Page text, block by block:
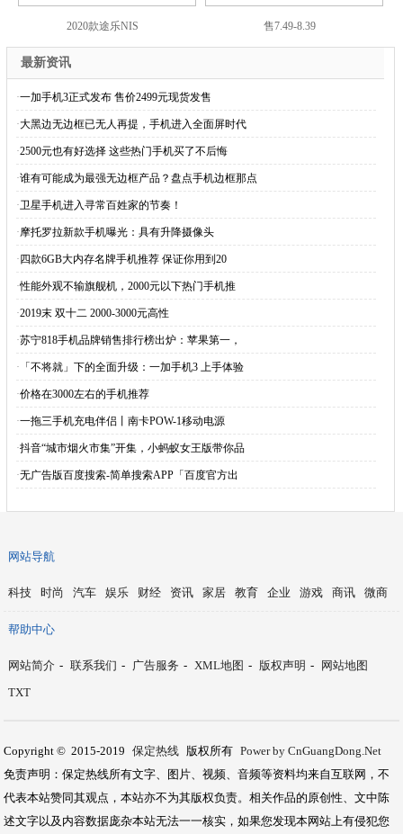
2020款途乐NIS 售7.49-8.39
最新资讯
·一加手机3正式发布 售价2499元现货发售
·大黑边无边框已无人再提，手机进入全面屏时代
·2500元也有好选择 这些热门手机买了不后悔
·谁有可能成为最强无边框产品？盘点手机边框那点
·卫星手机进入寻常百姓家的节奏！
·摩托罗拉新款手机曝光：具有升降摄像头
· 四款6GB大内存名牌手机推荐 保证你用到20
·性能外观不输旗舰机，2000元以下热门手机推
·2019末 双十二 2000-3000元高性
·苏宁818手机品牌销售排行榜出炉：苹果第一，
· 「不将就」下的全面升级：一加手机3 上手体验
·价格在3000左右的手机推荐
·一拖三手机充电伴侣丨南卡POW-1移动电源
·抖音“城市烟火市集”开集，小蚂蚁女王版带你品
·无广告版百度搜索-简单搜索APP「百度官方出
网站导航
科技 时尚 汽车 娱乐 财经 资讯 家居 教育 企业 游戏 商讯 微商
帮助中心
网站简介 - 联系我们 - 广告服务 - XML地图 - 版权声明 -
网站地图
TXT
Copyright © 2015-2019 保定热线 版权所有 Power by CnGuangDong.Net
免责声明：保定热线所有文字、图片、视频、音频等资料均来自互联网，不
代表本站赞同其观点，本站亦不为其版权负责。相关作品的原创性、文中陈
述文字以及内容数据庞杂本站无法一一核实，如果您发现本网站上有侵犯您